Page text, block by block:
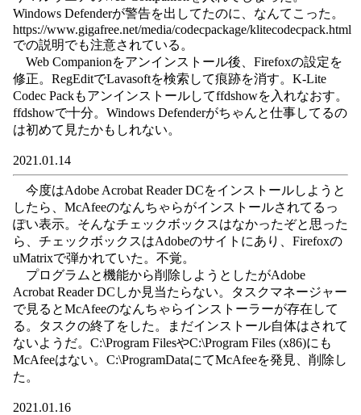
Windows Defenderが警告を出してたのに、なんてこった。
https://www.gigafree.net/media/codecpackage/klitecodecpack.html
での説明でも注意されている。
Web Companionをアンインストール後、Firefoxの設定を
修正。RegEditでLavasoftを検索して痕跡を消す。K-Lite
Codec Packもアンインストールしてffdshowを入れなおす。
ffdshowで十分。Windows Defenderがちゃんと仕事してるの
は初めて見たかもしれない。
2021.01.14
今度はAdobe Acrobat Reader DCをインストールしようと
したら、McAfeeのなんちゃらがインストールされてるっ
ぽい表示。そんなチェックボックスはなかったぞと思った
ら、チェックボックスはAdobeのサイトにあり、Firefoxの
uMatrixで弾かれていた。不覚。
プログラムと機能から削除しようとしたがAdobe
Acrobat Reader DCしか見当たらない。タスクマネージャー
で見るとMcAfeeのなんちゃらインストーラーが存在して
る。タスクの終了をした。まだインストール自体はされて
ないようだ。C:\Program FilesやC:\Program Files (x86)にも
McAfeeはない。C:\ProgramDataにてMcAfeeを発見、削除し
た。
2021.01.16